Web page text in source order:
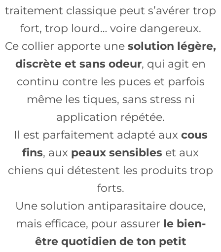
traitement classique peut s’avérer trop
fort, trop lourd… voire dangereux.
Ce collier apporte une solution légère,
discrète et sans odeur, qui agit en
continu contre les puces et parfois
même les tiques, sans stress ni
application répétée.
Il est parfaitement adapté aux cous
fins, aux peaux sensibles et aux
chiens qui détestent les produits trop
forts.
Une solution antiparasitaire douce,
mais efficace, pour assurer le bien-
être quotidien de ton petit